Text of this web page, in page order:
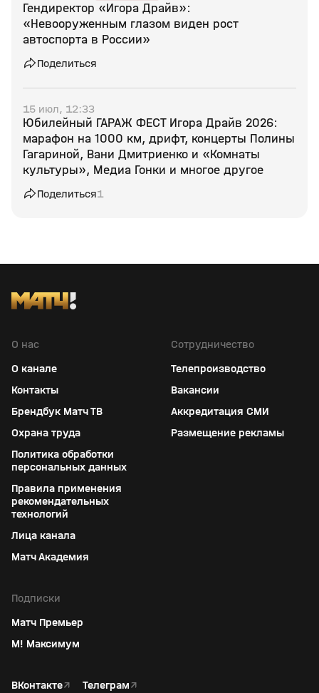
Гендиректор «Игора Драйв»:
«Невооруженным глазом виден рост
автоспорта в России»
Поделиться
15 июл, 12:33
Юбилейный ГАРАЖ ФЕСТ Игора Драйв 2026:
марафон на 1000 км, дрифт, концерты Полины
Гагариной, Вани Дмитриенко и «Комнаты
культуры», Медиа Гонки и многое другое
Поделиться1
О нас
О канале
Контакты
Брендбук Матч ТВ
Охрана труда
Политика обработки
персональных данных
Правила применения
рекомендательных
технологий
Лица канала
Матч Академия
Сотрудничество
Телепроизводство
Вакансии
Аккредитация СМИ
Размещение рекламы
Подписки
Матч Премьер
М! Максимум
ВКонтакте↗ Телеграм↗